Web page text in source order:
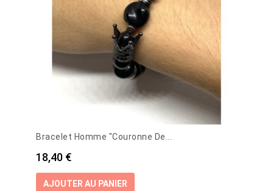
Bracelet Homme "Couronne De...
Prix
18,40 €
AJOUTER AU PANIER